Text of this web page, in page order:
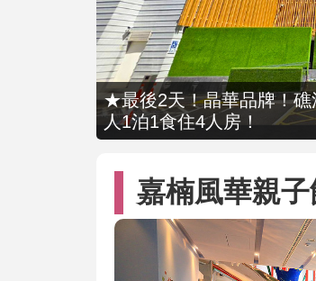
★最後2天！晶華品牌！礁
人1泊1食住4人房！
嘉楠風華親